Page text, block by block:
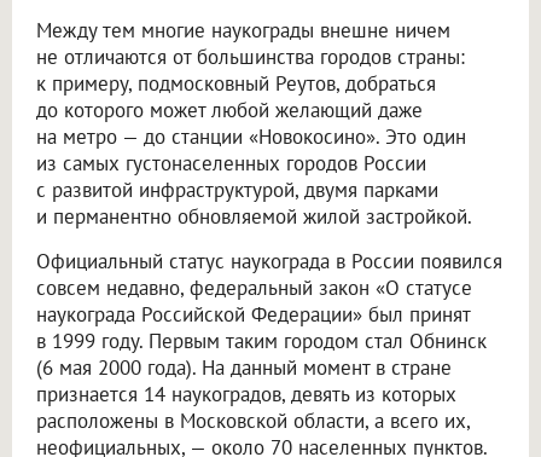
Между тем многие наукограды внешне ничем
не отличаются от большинства городов страны:
к примеру, подмосковный Реутов, добраться
до которого может любой желающий даже
на метро — до станции «Новокосино». Это один
из самых густонаселенных городов России
с развитой инфраструктурой, двумя парками
и перманентно обновляемой жилой застройкой.
Официальный статус наукограда в России появился
совсем недавно, федеральный закон «О статусе
наукограда Российской Федерации» был принят
в 1999 году. Первым таким городом стал Обнинск
(6 мая 2000 года). На данный момент в стране
признается 14 наукоградов, девять из которых
расположены в Московской области, а всего их,
неофициальных, — около 70 населенных пунктов.